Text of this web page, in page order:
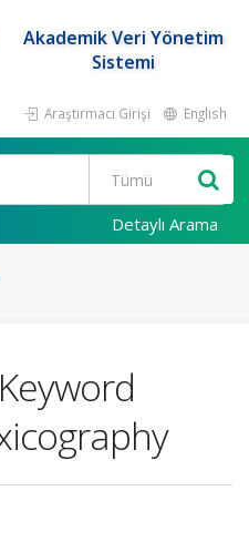
Akademik Veri Yönetim
Sistemi
Araştırmacı Girişi English
Detaylı Arama